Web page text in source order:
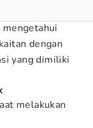
dengan
yang dimiliki
melakukan